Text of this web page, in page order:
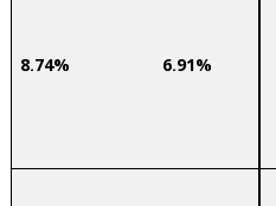
6.91%
8.74%